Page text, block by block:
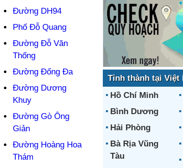
Đường DH94
Phố Đỗ Quang
Đường Đỗ Văn
Thống
Đường Đống Đa
Đường Dương
Khuy
Đường Gò Ông
Giản
Đường Hoàng Hoa
Thám
Tỉnh thành tại Việt
Hồ Chí Minh
Bình Dương
Hải Phòng
Bà Rịa Vũng
Tàu